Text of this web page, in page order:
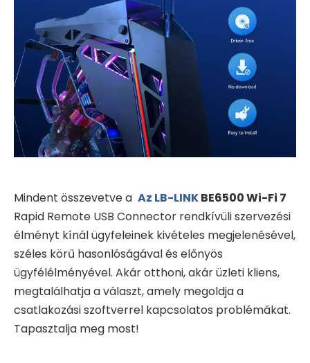
Mindent összevetve a Az LB-LINKBE6500 Wi-Fi 7
Rapid Remote USB Connector rendkívüli szervezési
élményt kínál ügyfeleinek kivételes megjelenésével,
széles körű hasonlóságával és előnyös
ügyfélélményével. Akár otthoni, akár üzleti kliens,
megtalálhatja a választ, amely megoldja a
csatlakozási szoftverrel kapcsolatos problémákat.
Tapasztalja meg most!